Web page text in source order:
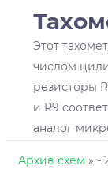
Этот
числом
резисторы
и R9
аналог
Архив схем » -